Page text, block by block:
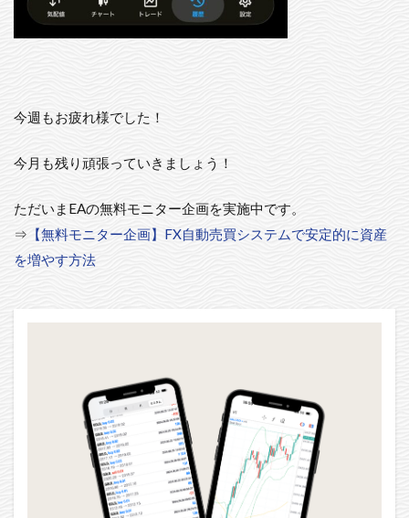
今週もお疲れ様でした！
今月も残り頑張っていきましょう！
ただいまEAの無料モニター企画を実施中です。
⇒ 【無料モニター企画】FX自動売買システムで安定的に資産
を増やす方法